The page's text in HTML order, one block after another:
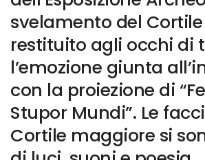
svelamento del
restituito agli occhi di
l’emozione giunta
con la proiezione di
Stupor Mundi”. Le
Cortile maggiore si